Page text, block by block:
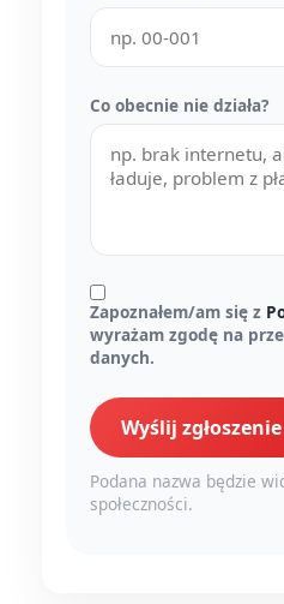
Co obecnie nie działa?
Zapoznałem/am się z
wyrażam zgodę na
danych.
Wyślij zgłoszenie
Podana nazwa będzie
społeczności.